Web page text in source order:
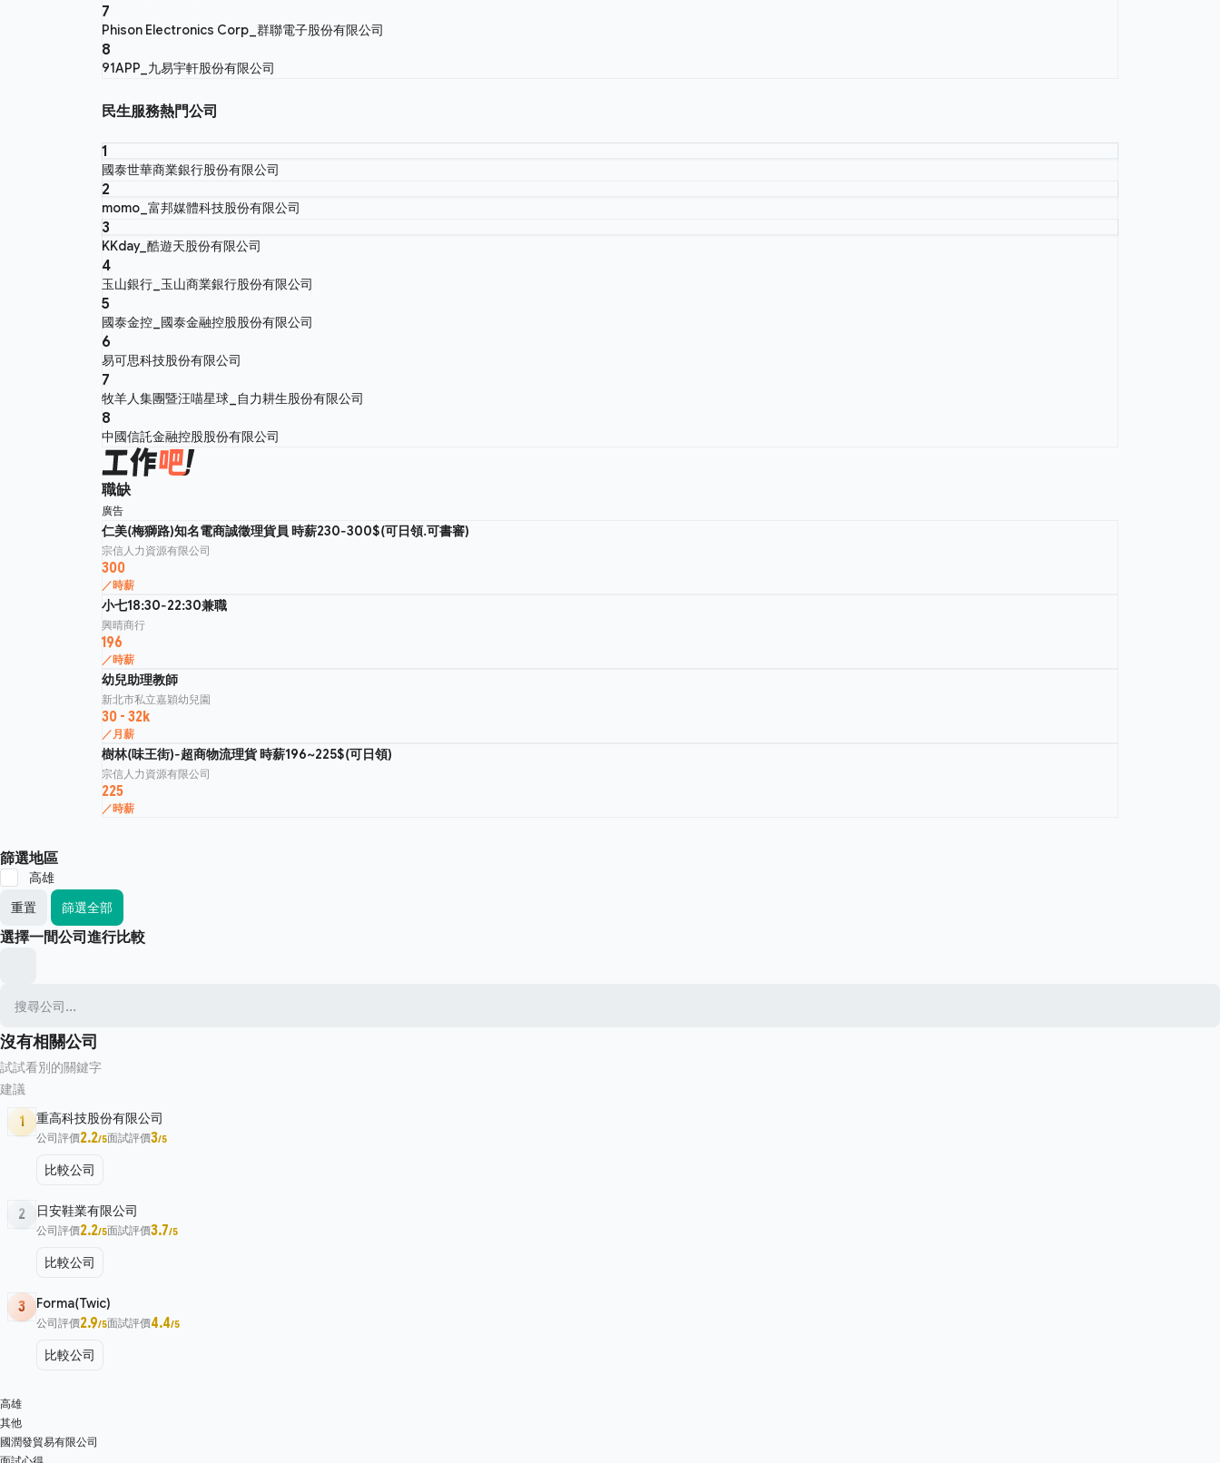
7
Phison Electronics Corp_群聯電子股份有限公司
8
91APP_九易宇軒股份有限公司
民生服務熱門公司
1
國泰世華商業銀行股份有限公司
2
momo_富邦媒體科技股份有限公司
3
KKday_酷遊天股份有限公司
4
玉山銀行_玉山商業銀行股份有限公司
5
國泰金控_國泰金融控股股份有限公司
6
易可思科技股份有限公司
7
牧羊人集團暨汪喵星球_自力耕生股份有限公司
8
中國信託金融控股股份有限公司
職缺
廣告
仁美(梅獅路)知名電商誠徵理貨員 時薪230-300$(可日領.可書審)
宗信人力資源有限公司
300
／時薪
小七18:30-22:30兼職
興晴商行
196
／時薪
幼兒助理教師
新北市私立嘉穎幼兒園
30 - 32k
／月薪
樹林(味王街)-超商物流理貨 時薪196~225$(可日領)
宗信人力資源有限公司
225
／時薪
篩選地區
高雄
重置
篩選全部
選擇一間公司進行比較
沒有相關公司
試試看別的關鍵字
建議
1 重高科技股份有限公司
公司評價2.2/5面試評價3/5
比較公司
2 日安鞋業有限公司
公司評價2.2/5面試評價3.7/5
比較公司
3 Forma(Twic)
公司評價2.9/5面試評價4.4/5
比較公司
高雄
其他
國潤發貿易有限公司